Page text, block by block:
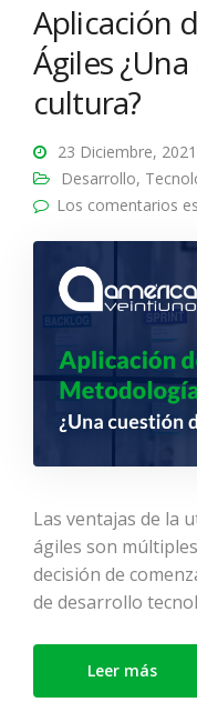
Aplicación
Ágiles
cultura?
23 Diciembre, 2021
Desarrollo,
Los comentarios
Las ventajas de la
ágiles son
decisión de
de desarrollo
Leer más